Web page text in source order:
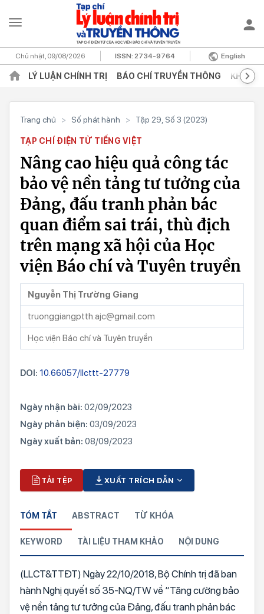
Chủ nhật, 09/08/2026 ISSN:2734-9764 English
LÝ LUẬN CHÍNH TRỊ BÁO CHÍ TRUYỀN THÔNG KHOA
Trang chủ > Số phát hành > Tập 29, Số 3 (2023)
TẠP CHÍ ĐIỆN TỬ TIẾNG VIỆT
Nâng cao hiệu quả công tác
bảo vệ nền tảng tư tưởng của
Đảng, đấu tranh phản bác
quan điểm sai trái, thù địch
trên mạng xã hội của Học
viện Báo chí và Tuyên truyền
Nguyễn Thị Trường Giang
truonggiangptth.ajc@gmail.com
Học viện Báo chí và Tuyên truyền
DOI: 10.66057/llcttt-27779
Ngày nhận bài: 02/09/2023
Ngày phản biện: 03/09/2023
Ngày xuất bản: 08/09/2023
TẢI TỆP XUẤT TRÍCH DẪN
TÓM TẮT ABSTRACT TỪ KHÓA
KEYWORD TÀI LIỆU THAM KHẢO NỘI DUNG
(LLCT&TTĐT) Ngày 22/10/2018, Bộ Chính trị đã ban
hành Nghị quyết số 35-NQ/TW về “Tăng cường bảo
vệ nền tảng tư tưởng của Đảng, đấu tranh phản bác